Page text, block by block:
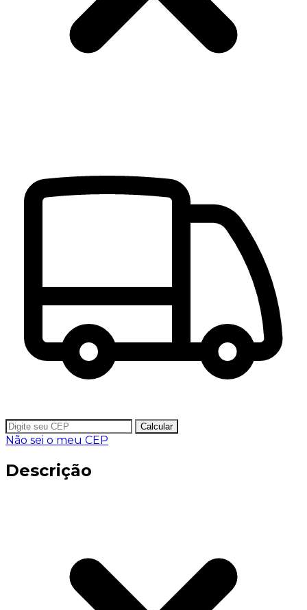
Calcular
Não sei o meu CEP
Descrição